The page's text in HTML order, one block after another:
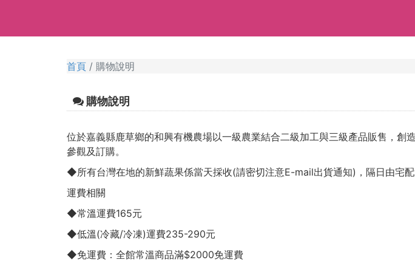
首頁 購物說明
購物說明
位於嘉義縣鹿草鄉的和興有機農場以一級農業結合二級加工與三級產品販售，
參觀及訂購。
◆所有台灣在地的新鮮蔬果係當天採收(請密切注意E-mail出貨通知)，隔日由宅配
運費相關
◆常溫運費165元
◆低溫(冷藏/冷凍)運費235-290元
◆免運費：全館常溫商品滿$2000免運費